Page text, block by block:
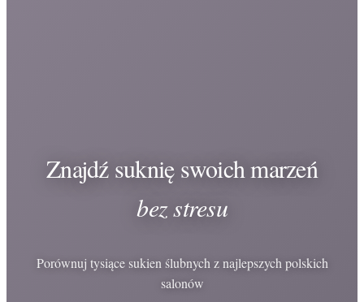
Znajdź suknię swoich marzeń
bez stresu
Porównuj tysiące sukien ślubnych z najlepszych polskich
salonów